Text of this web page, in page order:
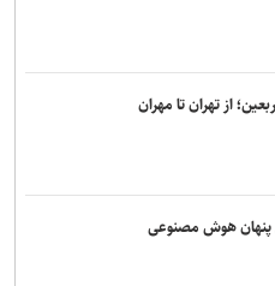
ملی علم ایران آغاز به کار کرد
نیست
از تهران تا مهران
هوش مصنوعی